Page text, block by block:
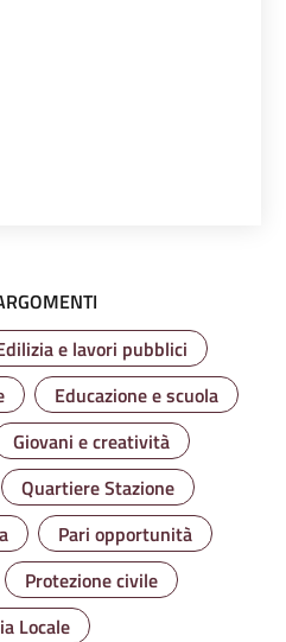
e lavori pubblici
Educazione e scuola
Giovani e creatività
Quartiere Stazione
Pari opportunità
Protezione civile
Locale